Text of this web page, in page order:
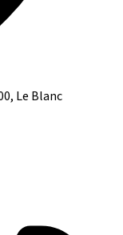
Le Blanc